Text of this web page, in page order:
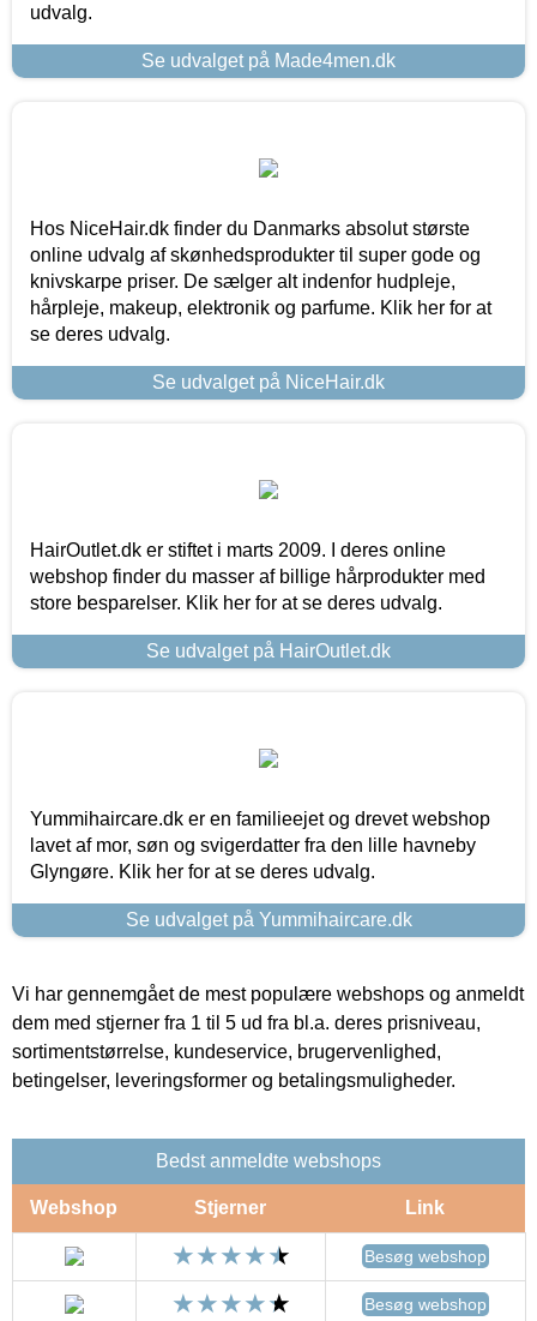
udvalg.
Se udvalget på Made4men.dk
Hos NiceHair.dk finder du Danmarks absolut største
online udvalg af skønhedsprodukter til super gode og
knivskarpe priser. De sælger alt indenfor hudpleje,
hårpleje, makeup, elektronik og parfume. Klik her for at
se deres udvalg.
Se udvalget på NiceHair.dk
HairOutlet.dk er stiftet i marts 2009. I deres online
webshop finder du masser af billige hårprodukter med
store besparelser. Klik her for at se deres udvalg.
Se udvalget på HairOutlet.dk
Yummihaircare.dk er en familieejet og drevet webshop
lavet af mor, søn og svigerdatter fra den lille havneby
Glyngøre. Klik her for at se deres udvalg.
Se udvalget på Yummihaircare.dk
Vi har gennemgået de mest populære webshops og anmeldt
dem med stjerner fra 1 til 5 ud fra bl.a. deres prisniveau,
sortimentstørrelse, kundeservice, brugervenlighed,
betingelser, leveringsformer og betalingsmuligheder.
Bedst anmeldte webshops
Webshop Stjerner Link
Besøg webshop
Besøg webshop